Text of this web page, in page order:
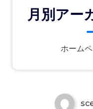
月別アー
ホーム
2026-05-01-